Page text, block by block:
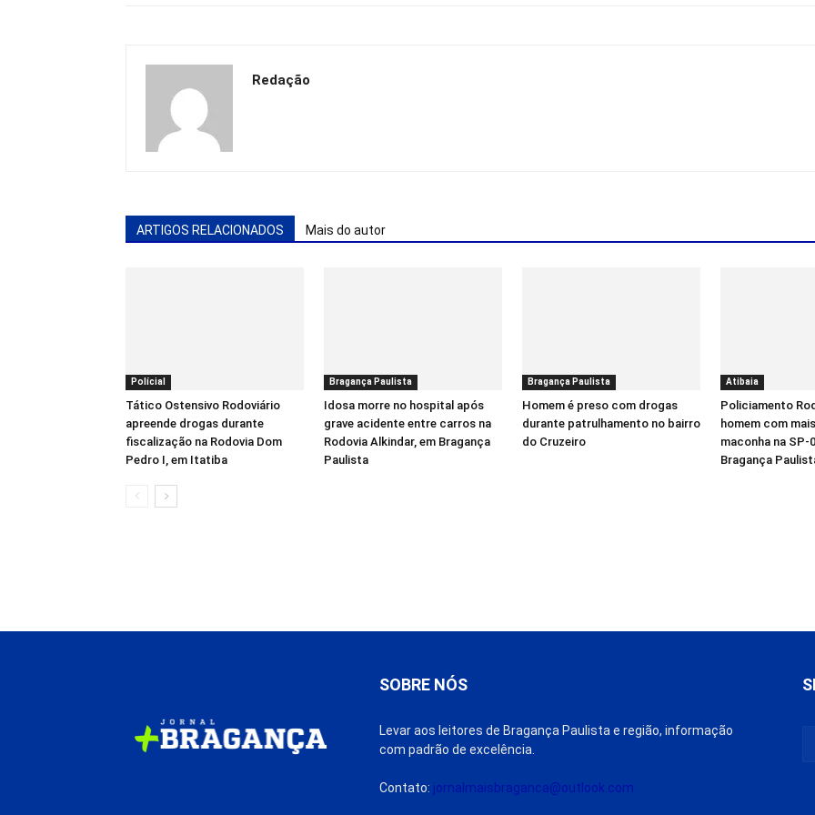
Redação
ARTIGOS RELACIONADOS Mais do autor
Polícial
Tático Ostensivo Rodoviário
apreende drogas durante
fiscalização na Rodovia Dom
Pedro I, em Itatiba
Bragança Paulista
Idosa morre no hospital após
grave acidente entre carros na
Rodovia Alkindar, em Bragança
Paulista
Bragança Paulista
Homem é preso com drogas
durante patrulhamento no bairro
do Cruzeiro
Atibaia
Policiamento
homem com
maconha na SP-
Bragança
SOBRE NÓS
Levar aos leitores de Bragança Paulista e região, informação
com padrão de excelência.
Contato: jornalmaisbraganca@outlook.com